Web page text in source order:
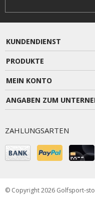
KUNDENDIENST
PRODUKTE
MEIN KONTO
ANGABEN ZUM
ZAHLUNGSARTEN
© Copyright 2026 Golfsport-